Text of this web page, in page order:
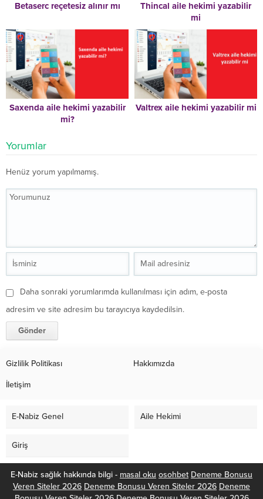
Betaserc reçetesiz alınır mı
Thincal aile hekimi yazabilir
mi
Saxenda aile hekimi yazabilir
mi?
Valtrex aile hekimi yazabilir mi
Yorumlar
Henüz yorum yapılmamış.
Daha sonraki yorumlarımda kullanılması için adım, e-posta
adresim ve site adresim bu tarayıcıya kaydedilsin.
Gizlilik Politikası Hakkımızda
İletişim
E-Nabiz Genel Aile Hekimi
Giriş
E-Nabiz sağlık hakkında bilgi - masal oku osohbet Deneme Bonusu
Veren Siteler 2026 Deneme Bonusu Veren Siteler 2026 Deneme